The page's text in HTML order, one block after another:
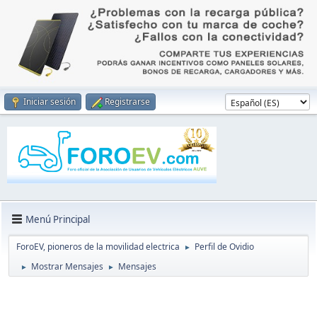
Iniciar sesión Registrarse
Menú Principal
ForoEV, pioneros de la movilidad electrica ► Perfil de Ovidio
► Mostrar Mensajes ► Mensajes